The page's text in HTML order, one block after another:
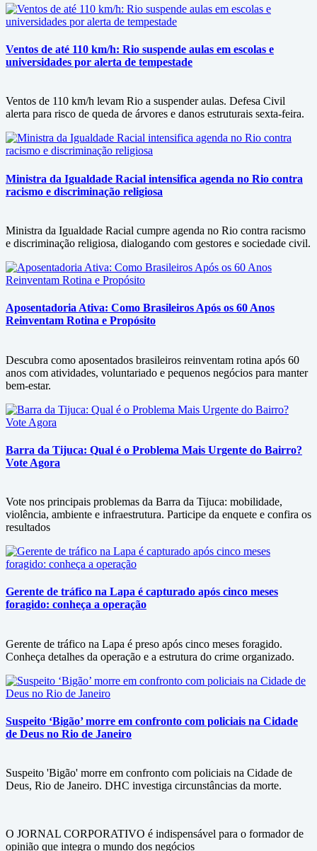
Ventos de até 110 km/h: Rio suspende aulas em escolas e
universidades por alerta de tempestade
Ventos de 110 km/h levam Rio a suspender aulas. Defesa Civil
alerta para risco de queda de árvores e danos estruturais sexta-feira.
Ministra da Igualdade Racial intensifica agenda no Rio contra
racismo e discriminação religiosa
Ministra da Igualdade Racial cumpre agenda no Rio contra racismo
e discriminação religiosa, dialogando com gestores e sociedade civil.
Aposentadoria Ativa: Como Brasileiros Após os 60 Anos
Reinventam Rotina e Propósito
Descubra como aposentados brasileiros reinventam rotina após 60
anos com atividades, voluntariado e pequenos negócios para manter
bem-estar.
Barra da Tijuca: Qual é o Problema Mais Urgente do Bairro?
Vote Agora
Vote nos principais problemas da Barra da Tijuca: mobilidade,
violência, ambiente e infraestrutura. Participe da enquete e confira os
resultados
Gerente de tráfico na Lapa é capturado após cinco meses
foragido: conheça a operação
Gerente de tráfico na Lapa é preso após cinco meses foragido.
Conheça detalhes da operação e a estrutura do crime organizado.
Suspeito ‘Bigão’ morre em confronto com policiais na Cidade
de Deus no Rio de Janeiro
Suspeito 'Bigão' morre em confronto com policiais na Cidade de
Deus, Rio de Janeiro. DHC investiga circunstâncias da morte.
O JORNAL CORPORATIVO é indispensável para o formador de
opinião que integra o mundo dos negócios